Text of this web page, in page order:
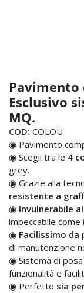
Pavimento
Esclusivo
MQ.
COD: COLOU
◉ Pavimento
◉ Scegli tra le 4
grey.
◉ Grazie alla
resistente a
◉ Invulnerabile
impeccabile
◉ Facilissimo da
di manutenzione
◉ Sistema di
funzionalità e
◉ Perfetto sia